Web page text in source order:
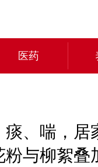
医药
、喘，
与柳絮